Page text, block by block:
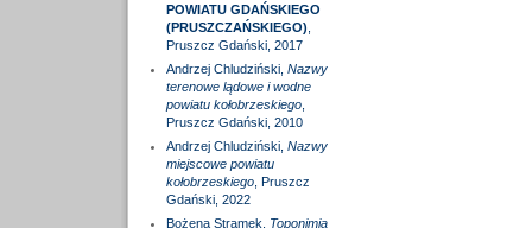
POWIATU GDAŃSKIEGO
(PRUSZCZAŃSKIEGO)
Pruszcz Gdański, 2017
Andrzej Chludziński, Nazwy
terenowe lądowe i wodne
powiatu kołobrzeskiego,
Pruszcz Gdański, 2010
Andrzej Chludziński, Nazwy
miejscowe powiatu
kołobrzeskiego, Pruszcz
Gdański, 2022
Bożena Stramek,
Toponimia